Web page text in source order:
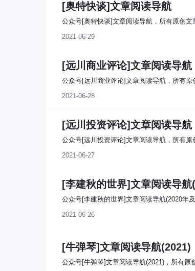
[奥特快谈]文章阅读导航
公众号[奥特快谈]文章阅读导航，所有原创文
2021-06-29
[远川商业评论]文章阅读导航
公众号[远川商业评论]文章阅读导航，所有原
2021-06-28
[远川投资评论]文章阅读导航
公众号[远川投资评论]文章阅读导航，所有原
2021-06-27
[李建秋的世界]文章阅读导
公众号[李建秋的世界]文章阅读导航(2020年
2021-06-26
[牛弹琴]文章阅读导航(2021)
公众号[牛弹琴]文章阅读导航(2021)，所有原